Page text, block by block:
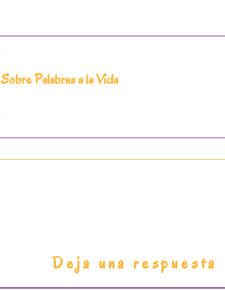
Sobre Palabras a la Vida
Deja una respuesta